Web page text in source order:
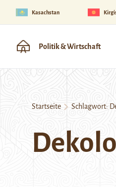
Kasachstan
Politik & Wirtschaft
Startseite Schlagwort: